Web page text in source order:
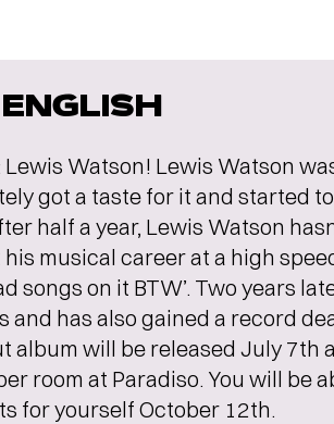
Watson! Lewis Watson
got a taste for it and started
half a year, Lewis Watson
musical career at a high
songs on it BTW’. Two years
and has also gained a record
album will be released July 7th
room at Paradiso. You will be
for yourself October 12th.